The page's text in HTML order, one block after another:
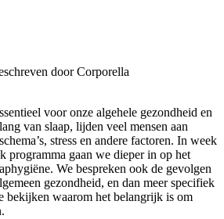
doorCorporella
voor onze algehele gezondheid en
van slaap, lijden veel mensen aan
stress en andere factoren. In week
programma gaan we dieper in op het
We bespreken ook de gevolgen
gezondheid, en dan meer specifiek
bekijken waarom het belangrijk is om